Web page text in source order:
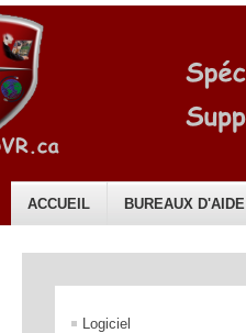
ACCUEIL BUREAUX D'AIDE
Logiciel